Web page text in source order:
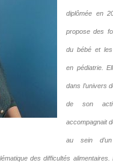
diplômée en
propose des
du bébé et les
en pédiatrie.
dans l’univers
de son
accompagnait
au sein
des difficultés